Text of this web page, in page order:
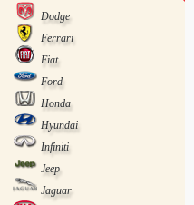
Dodge
Ferrari
Fiat
Ford
Honda
Hyundai
Infiniti
Jeep
Jaguar